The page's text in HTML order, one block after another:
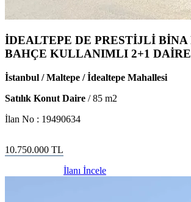
İDEALTEPE DE PRESTİJLİ BİNA
BAHÇE KULLANIMLI 2+1 DAİRE
İstanbul / Maltepe / İdealtepe Mahallesi
Satılık Konut Daire /85 m2
İlan No : 19490634
10.750.000 TL
İlanı İncele